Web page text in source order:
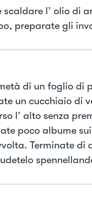
scaldare l’ olio di
preparate gli
di un foglio di
un cucchiaio di
l’ alto senza
poco albume
Terminate di